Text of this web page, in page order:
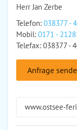
Herr Jan Zerbe
Telefon: 038377 -
Mobil: 0171 -
Telefax: 038377 -
Anfrage
www.ostsee-